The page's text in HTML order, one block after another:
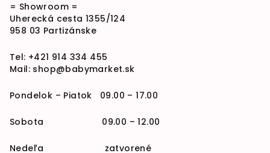
= Showroom =
Uherecká cesta 1355/124
958 03 Partizánske
Tel: +421 914 334 455
Mail: shop@babymarket.sk
Pondelok – Piatok 09.00 – 17.00
Sobota 09.00 – 12.00
Nedeľa zatvorené